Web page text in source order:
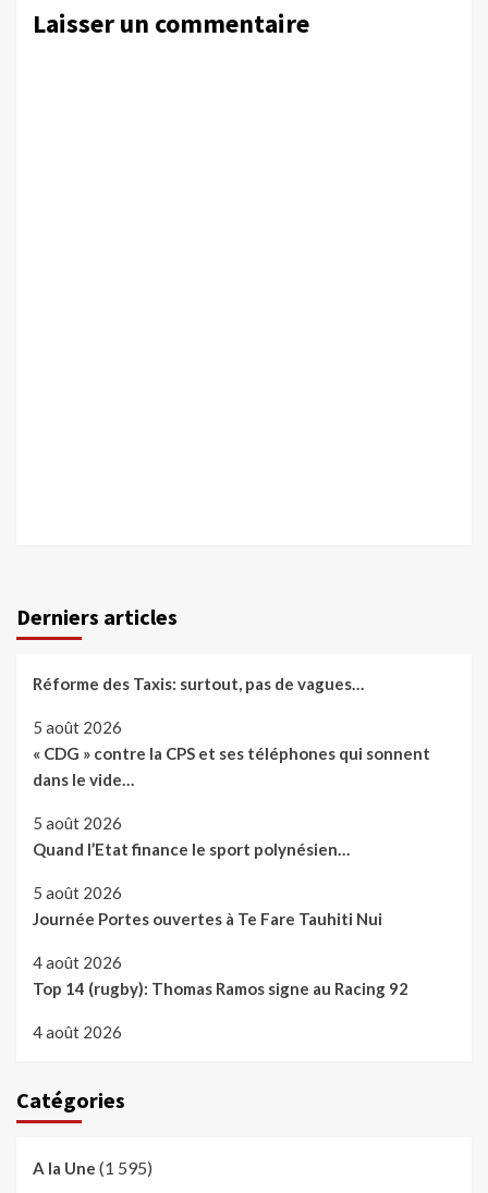
Laisser un commentaire
Derniers articles
Réforme des Taxis: surtout, pas de vagues…
5 août 2026
« CDG » contre la CPS et ses téléphones qui sonnent
dans le vide…
5 août 2026
Quand l’Etat finance le sport polynésien…
5 août 2026
Journée Portes ouvertes à Te Fare Tauhiti Nui
4 août 2026
Top 14 (rugby): Thomas Ramos signe au Racing 92
4 août 2026
Catégories
A la Une (1 595)